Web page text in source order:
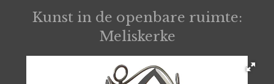
Kunst in de openbare ruimte:
Meliskerke